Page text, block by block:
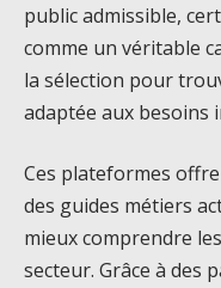
public admissible,
comme un véritable
la sélection pour
adaptée aux besoins
Ces plateformes
des guides métiers
mieux comprendre
secteur. Grâce à des